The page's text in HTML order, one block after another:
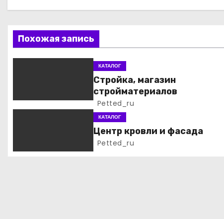
а
ц
и
п
Похожая запись
КАТАЛОГ
Стройка, магазин
стройматериалов
Petted_ru
КАТАЛОГ
Центр кровли и фасада
Petted_ru